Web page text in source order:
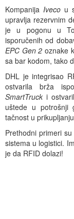
Kompanija Iveco u
upravlja rezervnim
je u pogonu u
isporučenih od
EPC Gen 2 oznake
sa bar kodom, tako
DHL je integrisao
ostvarila brža
SmartTruck i
uštede u potrošnji
tačnost u
Prethodni primeri
sistema u logistici.
je da RFID dolazi!